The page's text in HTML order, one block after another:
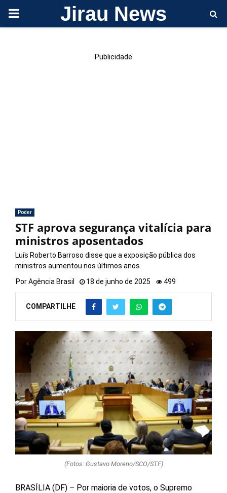
PRIMARY Jirau News
Publicidade
Poder
STF aprova segurança vitalícia para
ministros aposentados
Luís Roberto Barroso disse que a exposição pública dos
ministros aumentou nos últimos anos
PorAgência Brasil 18 de junho de 2025 499
COMPARTILHE
(Fotos: Gustavo Moreno/SCO/STF)
BRASÍLIA (DF) – Por maioria de votos, o Supremo